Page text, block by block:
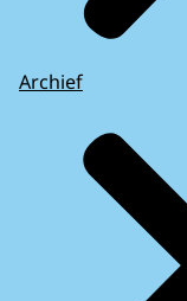
Archief